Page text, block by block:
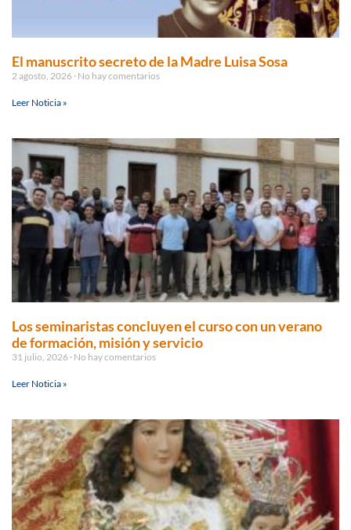
El manuscrito secreto de la Madre Luisa Sosa
2 agosto, 2026 No hay comentarios
Leer Noticia »
Los seminaristas concluyen el curso con un verano
de formación, misión y servicio
31 julio, 2026 No hay comentarios
Leer Noticia »